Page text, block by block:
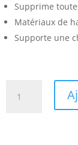
Supprime
Matériaux de
Supporte une